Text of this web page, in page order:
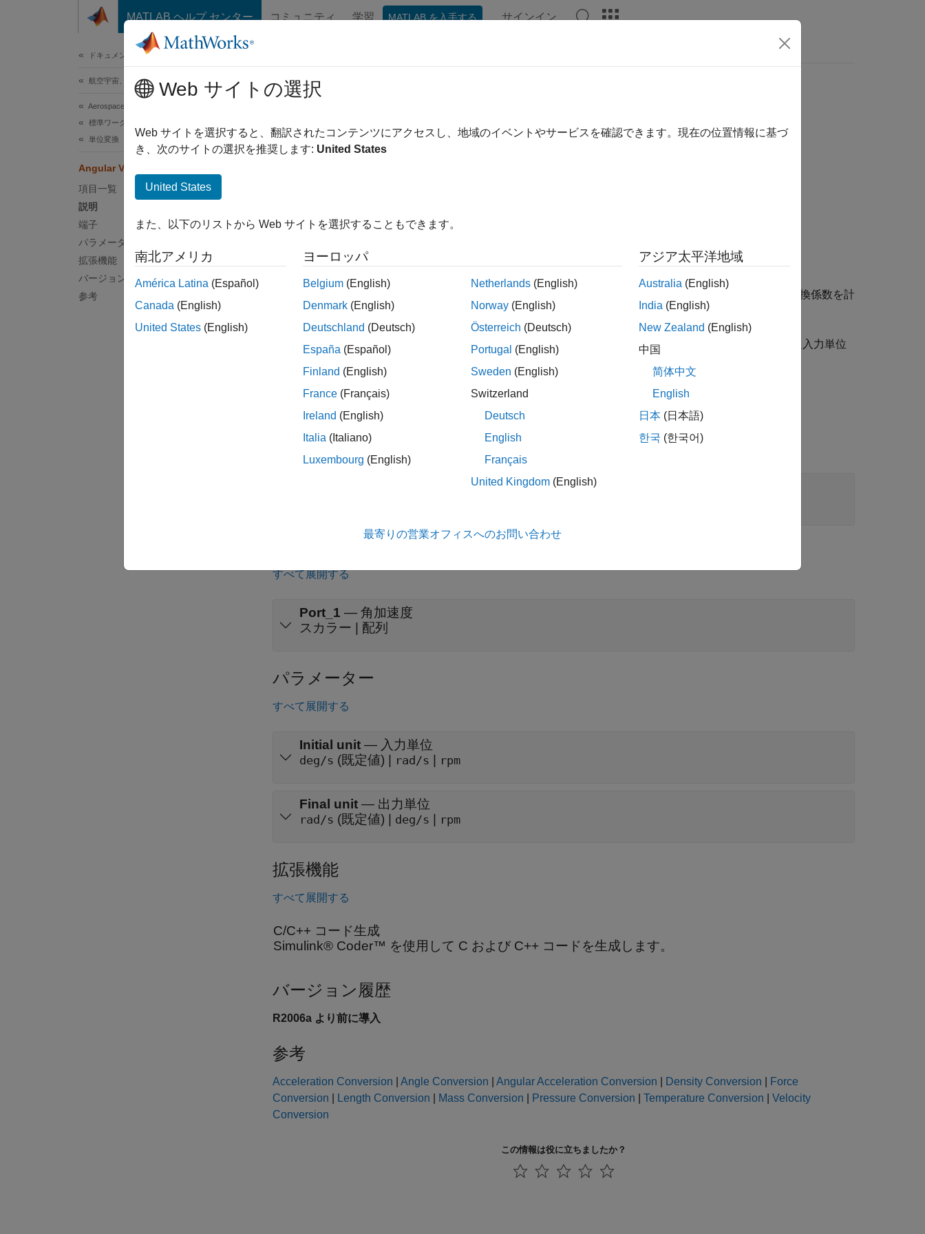
コンテンツへスキップ
MATLAB ヘルプ センター コミュニティ 学習 MATLAB を入手する サインイン
ドキュメンテーションのホーム
航空宇宙、防衛
Aerospace Blockset
標準ワークフロー手順
単位変換
Angular Velocity Conversion
項目一覧
説明
端子
パラメーター
拡張機能
バージョン履歴
参考
このページは機械翻訳を使用して翻訳されました。最新版の英語を参照するには、ここをクリックします。
Angular Velocity Conversion
Aerospace Blockset / Utilities / Unit Conversions
説明
ブロックは、指定された入力角速度単位から指定された出力角速度単位への変換係数を計
算し、その変換係数を入力信号に適用します。
Angular Velocity Conversion ブロック ポート ラベルは、 初期単位 リストと最終単位
リストから選択された入力単位
端子
すべて展開する
Port_1 — 角加速度
スカラー | 配列
パラメーター
すべて展開する
Initial unit — 入力単位
deg/s (既定値) | rad/s rpm
Final unit — 出力単位
rad/s (既定値) | deg/s rpm
拡張機能
すべて展開する
C/C++ コード生成
Simulink® Coder™ を使用して C および C++ コードを生成します。
バージョン履歴
R2006a より前に導入
参考
Acceleration Conversion Angle Conversion Angular Acceleration Conversion Density Conversion
Force
Conversion
Length Conversion Mass Conversion Pressure Conversion Temperature Conversion
Velocity
Conversion
この情報は役に立ちましたか？
Web サイトの選択
Web サイトを選択すると、翻訳されたコンテンツにアクセスし、地域のイベントやサービスを確認できます。現在の位置情報に基づ
き、次のサイトの選択を推奨します: United States
United States
また、以下のリストから Web サイトを選択することもできます。
南北アメリカ
América Latina (Español)
Canada (English)
United States (English)
ヨーロッパ
Belgium (English)
Denmark (English)
Deutschland (Deutsch)
España (Español)
Finland (English)
France (Français)
Ireland (English)
Italia (Italiano)
Luxembourg (English)
Netherlands (English)
Norway (English)
Österreich (Deutsch)
Portugal (English)
Sweden (English)
Switzerland
Deutsch
English
Français
United Kingdom (English)
アジア太平洋地域
Australia (English)
India (English)
New Zealand (English)
中国
简体中文
English
日本 (日本語)
한국 (한국어)
最寄りの営業オフィスへのお問い合わせ